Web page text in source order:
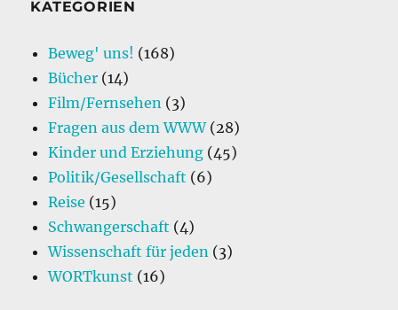
k
KATEGORIEN
Beweg' uns! (168)
Bücher (14)
Film/Fernsehen (3)
Fragen aus dem WWW(28)
Kinder und Erziehung (45)
Politik/Gesellschaft (6)
Reise (15)
Schwangerschaft (4)
Wissenschaft für jeden (3)
WORTkunst (16)